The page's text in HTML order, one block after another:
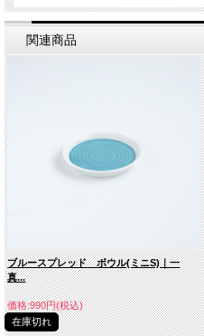
関連商品
ブルースプレッド ボウル(ミニS)｜一
真...
価格:990円(税込)
在庫切れ